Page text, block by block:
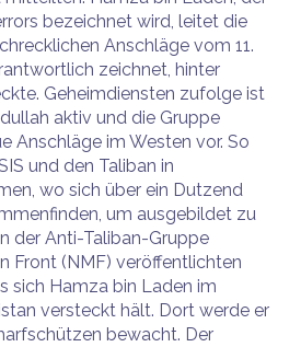
bezeichnet wird, leitet die
Anschläge vom 11.
zeichnet, hinter
Geheimdiensten zufolge ist
aktiv und die Gruppe
Anschläge im Westen vor. So
und den Taliban in
wo sich über ein Dutzend
um ausgebildet zu
der Anti-Taliban-Gruppe
Front (NMF) veröffentlichten
sich Hamza bin Laden im
versteckt hält. Dort werde er
bewacht. Der